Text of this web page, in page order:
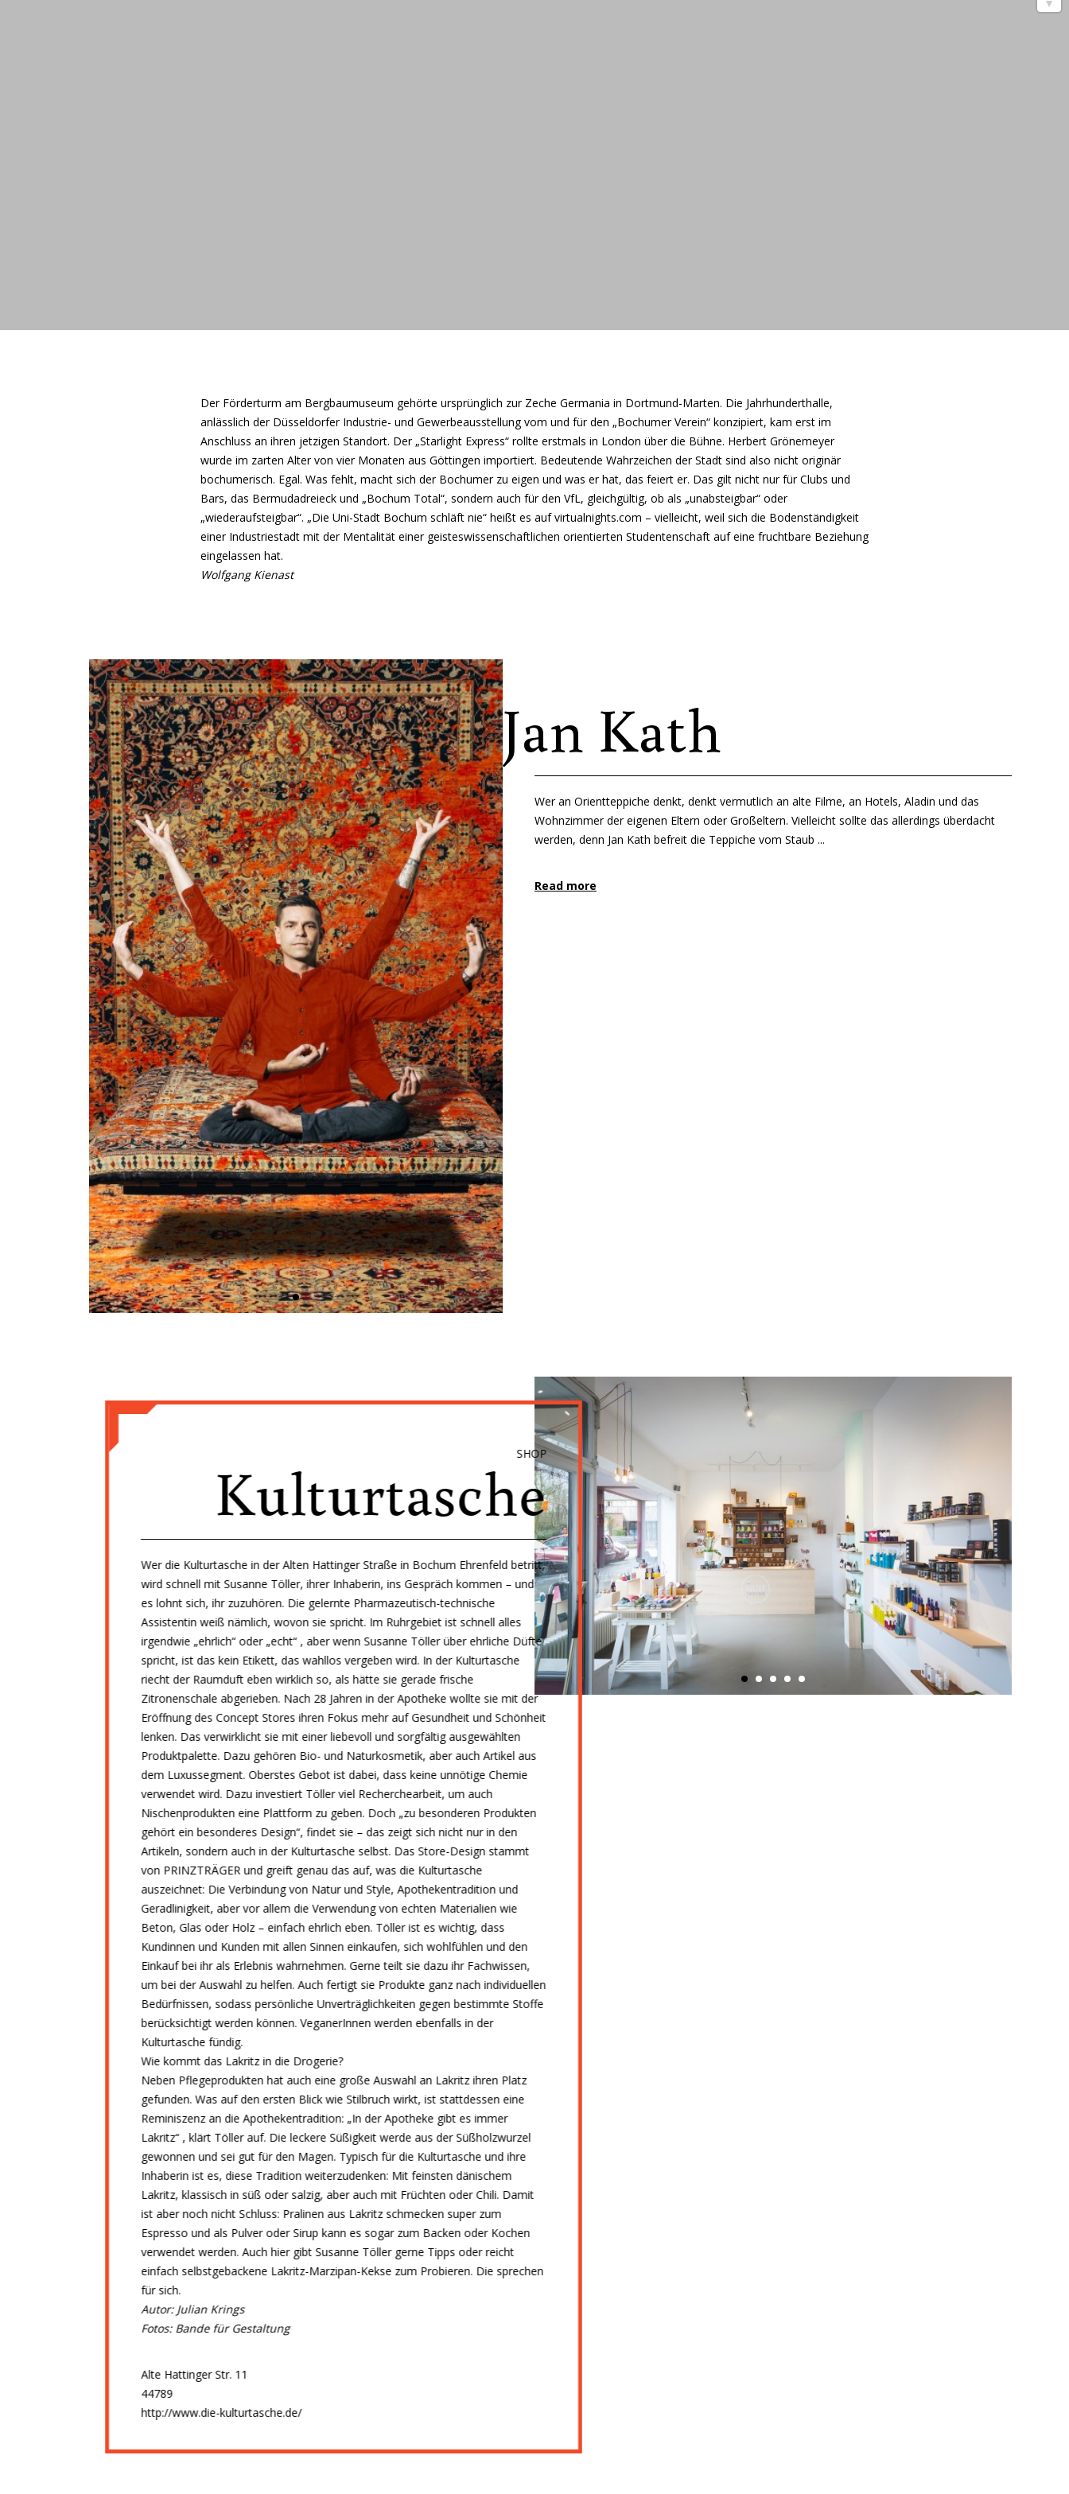
Der Förderturm am Bergbaumuseum gehörte ursprünglich zur Zeche Germania in Dortmund-Marten. Die Jahrhunderthalle,
anlässlich der Düsseldorfer Industrie- und Gewerbeausstellung vom und für den „Bochumer Verein“ konzipiert, kam erst im
Anschluss an ihren jetzigen Standort. Der „Starlight Express“ rollte erstmals in London über die Bühne. Herbert Grönemeyer
wurde im zarten Alter von vier Monaten aus Göttingen importiert. Bedeutende Wahrzeichen der Stadt sind also nicht originär
bochumerisch. Egal. Was fehlt, macht sich der Bochumer zu eigen und was er hat, das feiert er. Das gilt nicht nur für Clubs und
Bars, das Bermudadreieck und „Bochum Total“, sondern auch für den VfL, gleichgültig, ob als „unabsteigbar“ oder
„wiederaufsteigbar“. „Die Uni-Stadt Bochum schläft nie“ heißt es auf virtualnights.com – vielleicht, weil sich die Bodenständigkeit
einer Industriestadt mit der Mentalität einer geisteswissenschaftlichen orientierten Studentenschaft auf eine fruchtbare Beziehung
eingelassen hat.
Wolfgang Kienast
Jan Kath
Wer an Orientteppiche denkt, denkt vermutlich an alte Filme, an Hotels, Aladin und das
Wohnzimmer der eigenen Eltern oder Großeltern. Vielleicht sollte das allerdings überdacht
werden, denn Jan Kath befreit die Teppiche vom Staub ...
Read more
SHOP
Kulturtasche
Wer die Kulturtasche in der Alten Hattinger Straße in Bochum Ehrenfeld betritt,
wird schnell mit Susanne Töller, ihrer Inhaberin, ins Gespräch kommen – und
es lohnt sich, ihr zuzuhören. Die gelernte Pharmazeutisch-technische
Assistentin weiß nämlich, wovon sie spricht. Im Ruhrgebiet ist schnell alles
irgendwie „ehrlich“ oder „echt“ , aber wenn Susanne Töller über ehrliche Düfte
spricht, ist das kein Etikett, das wahllos vergeben wird. In der Kulturtasche
riecht der Raumduft eben wirklich so, als hätte sie gerade frische
Zitronenschale abgerieben. Nach 28 Jahren in der Apotheke wollte sie mit der
Eröffnung des Concept Stores ihren Fokus mehr auf Gesundheit und Schönheit
lenken. Das verwirklicht sie mit einer liebevoll und sorgfältig ausgewählten
Produktpalette. Dazu gehören Bio- und Naturkosmetik, aber auch Artikel aus
dem Luxussegment. Oberstes Gebot ist dabei, dass keine unnötige Chemie
verwendet wird. Dazu investiert Töller viel Recherchearbeit, um auch
Nischenprodukten eine Plattform zu geben. Doch „zu besonderen Produkten
gehört ein besonderes Design“, findet sie – das zeigt sich nicht nur in den
Artikeln, sondern auch in der Kulturtasche selbst. Das Store-Design stammt
von PRINZTRÄGER und greift genau das auf, was die Kulturtasche
auszeichnet: Die Verbindung von Natur und Style, Apothekentradition und
Geradlinigkeit, aber vor allem die Verwendung von echten Materialien wie
Beton, Glas oder Holz – einfach ehrlich eben. Töller ist es wichtig, dass
Kundinnen und Kunden mit allen Sinnen einkaufen, sich wohlfühlen und den
Einkauf bei ihr als Erlebnis wahrnehmen. Gerne teilt sie dazu ihr Fachwissen,
um bei der Auswahl zu helfen. Auch fertigt sie Produkte ganz nach individuellen
Bedürfnissen, sodass persönliche Unverträglichkeiten gegen bestimmte Stoffe
berücksichtigt werden können. VeganerInnen werden ebenfalls in der
Kulturtasche fündig.
Wie kommt das Lakritz in die Drogerie?
Neben Pflegeprodukten hat auch eine große Auswahl an Lakritz ihren Platz
gefunden. Was auf den ersten Blick wie Stilbruch wirkt, ist stattdessen eine
Reminiszenz an die Apothekentradition: „In der Apotheke gibt es immer
Lakritz“ , klärt Töller auf. Die leckere Süßigkeit werde aus der Süßholzwurzel
gewonnen und sei gut für den Magen. Typisch für die Kulturtasche und ihre
Inhaberin ist es, diese Tradition weiterzudenken: Mit feinsten dänischem
Lakritz, klassisch in süß oder salzig, aber auch mit Früchten oder Chili. Damit
ist aber noch nicht Schluss: Pralinen aus Lakritz schmecken super zum
Espresso und als Pulver oder Sirup kann es sogar zum Backen oder Kochen
verwendet werden. Auch hier gibt Susanne Töller gerne Tipps oder reicht
einfach selbstgebackene Lakritz-Marzipan-Kekse zum Probieren. Die sprechen
für sich.
Autor: Julian Krings
Fotos: Bande für Gestaltung
Alte Hattinger Str. 11
44789
http://www.die-kulturtasche.de/